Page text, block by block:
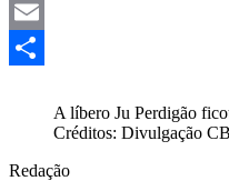
Mastodon
Email
A líbero Ju Perdigão
Créditos: Divulgação
Redação